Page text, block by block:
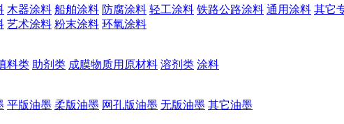
木器涂料 船舶涂料 防腐涂料 轻工涂料 铁路公路涂料 通用涂料 其它
艺术涂料 粉末涂料 环氧涂料
料类 助剂类 成膜物质用原材料 溶剂类 涂料
平版油墨 柔版油墨 网孔版油墨 无版油墨 其它油墨